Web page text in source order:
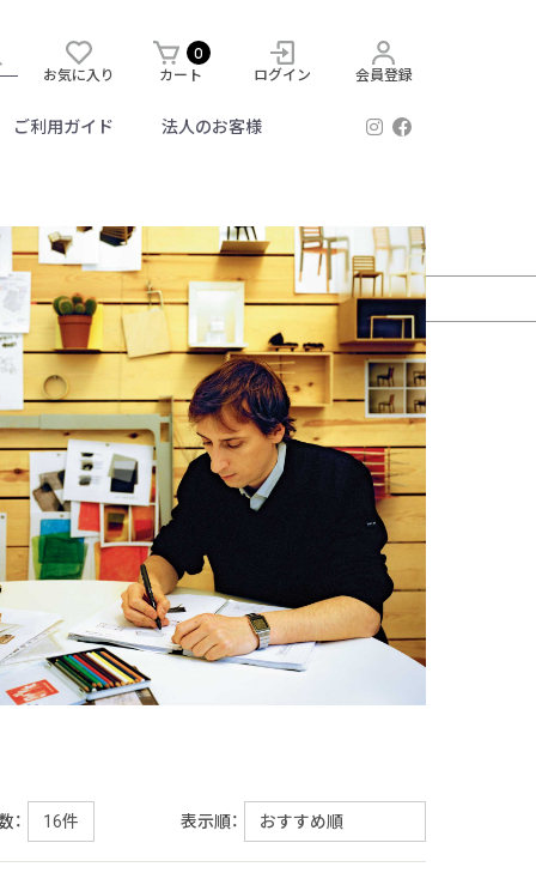
お気に入り
0
カート ログイン 会員登録
ご利用ガイド 法人のお客様
： 表示順：